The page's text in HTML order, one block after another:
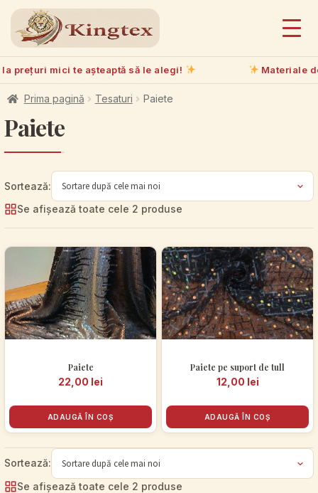
prețuri mici te așteaptă să le alegi! Materiale
Prima pagină Tesaturi Paiete
Paiete
Se afișează toate cele 2 produse
Paiete
22,00 lei
ADAUGĂ ÎN COȘ
Paiete pe suport de tull
12,00 lei
ADAUGĂ ÎN COȘ
Se afișează toate cele 2 produse